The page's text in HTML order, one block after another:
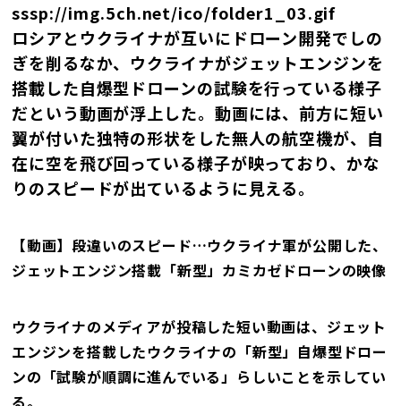
sssp://img.5ch.net/ico/folder1_03.gif
ロシアとウクライナが互いにドローン開発でしの
ぎを削るなか、ウクライナがジェットエンジンを
搭載した自爆型ドローンの試験を行っている様子
だという動画が浮上した。動画には、前方に短い
翼が付いた独特の形状をした無人の航空機が、自
在に空を飛び回っている様子が映っており、かな
りのスピードが出ているように見える。
【動画】段違いのスピード…ウクライナ軍が公開した、
ジェットエンジン搭載「新型」カミカゼドローンの映像
ウクライナのメディアが投稿した短い動画は、ジェット
エンジンを搭載したウクライナの「新型」自爆型ドロー
ンの「試験が順調に進んでいる」らしいことを示してい